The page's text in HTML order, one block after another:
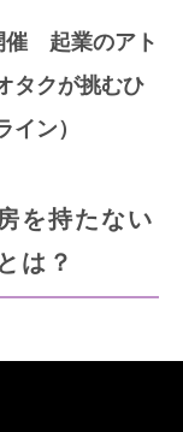
催 起業のアト
タクが挑むひ
ン）
を持たない
は？